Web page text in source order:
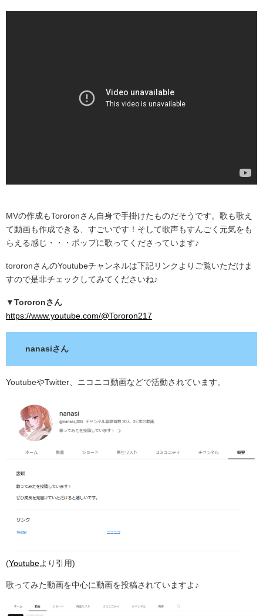
MVの作成もTororonさん自身で手掛けたものだそうです。歌も歌え
て動画も作成できる、すごいです！そして歌声もすんごく元気をも
らえる感じ・・・ポップに歌ってくださっています♪
tororonさんのYoutubeチャンネルは下記リンクよりご覧いただけま
すので是非チェックしてみてくださいね♪
▼Tororonさん
https://www.youtube.com/@Tororon217
nanasiさん
YoutubeやTwitter、ニコニコ動画などで活動されています。
(Youtubeより引用)
歌ってみた動画を中心に動画を投稿されていますよ♪